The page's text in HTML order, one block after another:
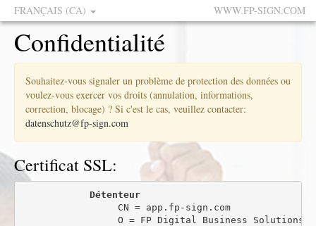
FRANÇAIS (CA) WWW.FP-SIGN.COM
Confidentialité
Souhaitez-vous signaler un problème de protection des données ou
voulez-vous exercer vos droits (annulation, informations,
correction, blocage) ? Si c'est le cas, veuillez contacter:
datenschutz@fp-sign.com
Certificat SSL:
Détenteur
                 CN = app.fp-sign.com
O = FP Digital Business Solutions